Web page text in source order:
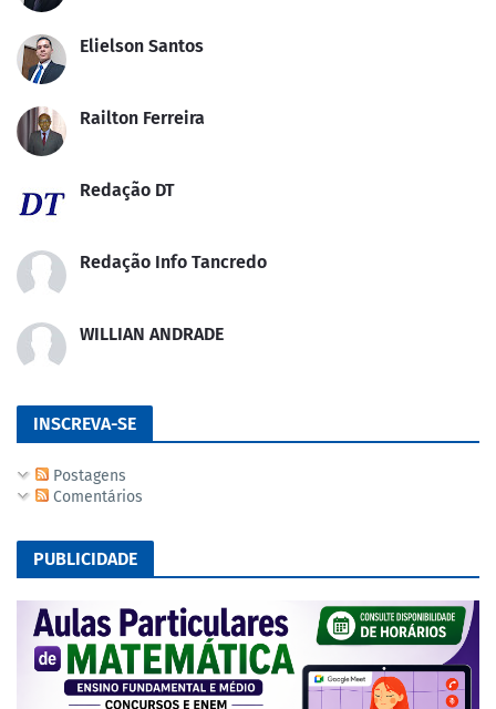
Elielson Santos
Railton Ferreira
Redação DT
Redação Info Tancredo
WILLIAN ANDRADE
INSCREVA-SE
Postagens
Comentários
PUBLICIDADE